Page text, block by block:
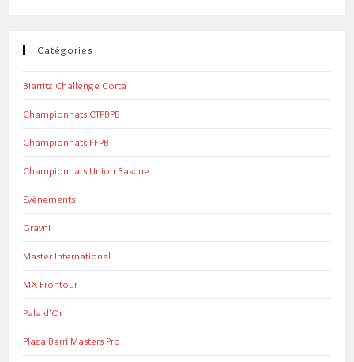
Catégories
Biarritz Challenge Corta
Championnats CTPBPB
Championnats FFPB
Championnats Union Basque
Evènements
Gravni
Master International
MX Frontour
Pala d'Or
Plaza Berri Masters Pro